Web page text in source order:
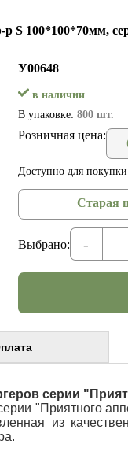
р S 100*100*70мм,
У00648
в наличии
В упаковке: 800 шт.
Розничная цена:
Доступно для покупки
Старая
Выбрано: -
серии
"Приятного
из